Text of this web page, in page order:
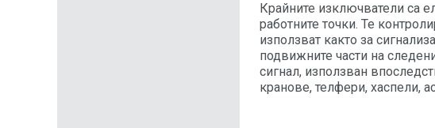
Крайните изключватели са
работните точки. Те
използват както за
подвижните части на
сигнал, използван
кранове, телфери, хаспели,